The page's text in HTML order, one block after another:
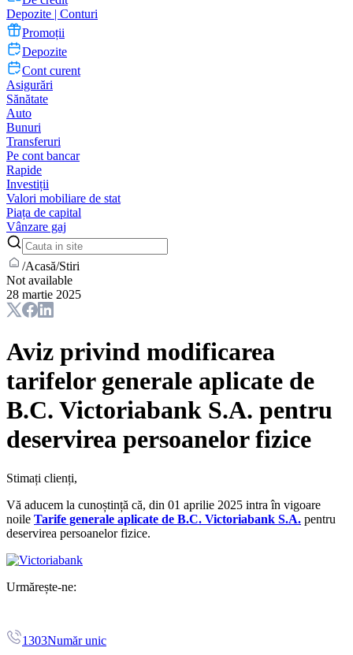
Depozite | Conturi
Promoții
Depozite
Cont curent
Asigurări
Sănătate
Auto
Bunuri
Transferuri
Pe cont bancar
Rapide
Investiții
Valori mobiliare de stat
Piața de capital
Vânzare gaj
/Acasă/Stiri
Not available
28 martie 2025
Aviz privind modificarea
tarifelor generale aplicate de
B.C. Victoriabank S.A. pentru
deservirea persoanelor fizice
Stimați clienți,
Vă aducem la cunoștință că, din 01 aprilie 2025 intra în vigoare
noile Tarife generale aplicate de B.C. Victoriabank S.A. pentru
deservirea persoanelor fizice.
Urmărește-ne:
1303Număr unic